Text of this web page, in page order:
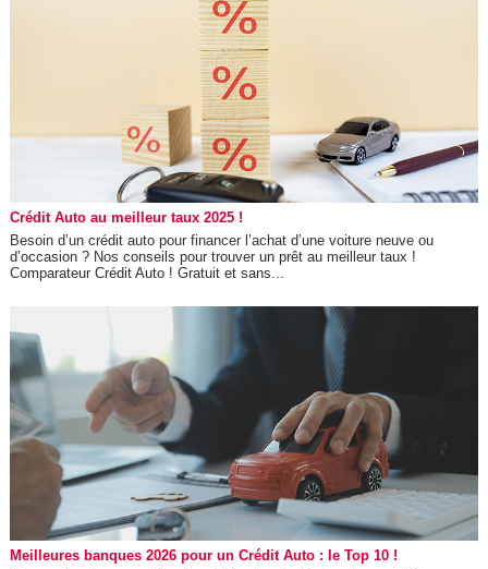
Crédit Auto au meilleur taux 2025 !
Besoin d’un crédit auto pour financer l’achat d’une voiture neuve ou
d’occasion ? Nos conseils pour trouver un prêt au meilleur taux !
Comparateur Crédit Auto ! Gratuit et sans...
Meilleures banques 2026 pour un Crédit Auto : le Top 10 !